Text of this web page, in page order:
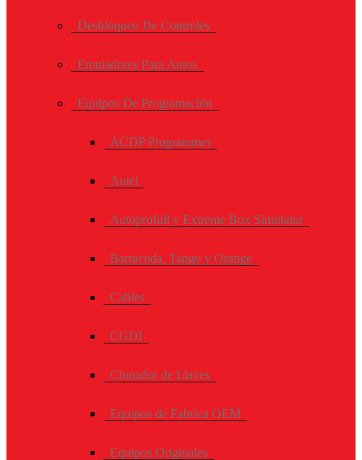
Desbloqueo De Controles
Emuladores Para Autos
Equipos De Programación
ACDP Programmer
Autel
Autoprofull y Extreme Box Simulator
Barracuda, Tango y Orange
Cables
CGDI
Clonador de Llaves
Equipos de Fabrica OEM
Equipos Originales